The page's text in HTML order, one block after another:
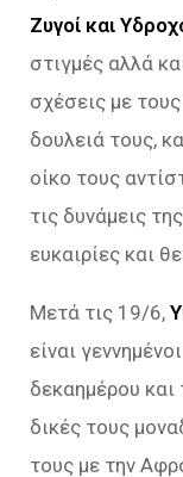
Ζυγοί και
στιγμές αλλά
σχέσεις με
δουλειά τους,
οίκο τους
τις δυνάμεις
ευκαιρίες και
Μετά τις 19/6,
είναι
δεκαημέρου και
δικές τους
τους με την